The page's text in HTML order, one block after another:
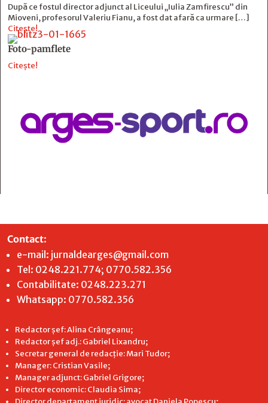
După ce fostul director adjunct al Liceului „Iulia Zamfirescu” din
Mioveni, profesorul Valeriu Fianu, a fost dat afară ca urmare […]
Citește!
Foto-pamflete
Citește!
Contact:
e-mail: jurnaldearges@gmail.com
Tel: 0248.221.774; 0770.582.356
Contabilitate: 0248.223.271
Whatsapp: 0770.582.356
Redactor șef: Alina Crângeanu;
Redactor șef adj.: Gabriel Lixandru;
Secretar general de redacție: Mari Tudor;
Manager: Cristian Vasile;
Manager adjunct: Gabriel Grigore;
Director economic: Claudia Sima;